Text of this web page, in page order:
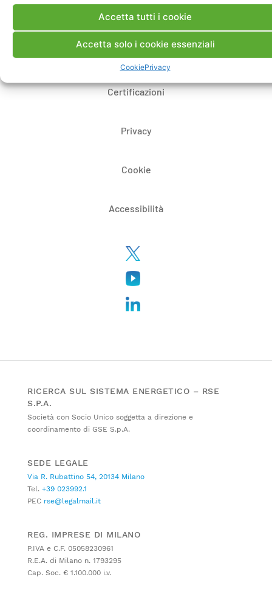
Accetta tutti i cookie
Accetta solo i cookie essenziali
CookiePrivacy
Bandi di gara e contratti
Certificazioni
Privacy
Cookie
Accessibilità
RICERCA SUL SISTEMA ENERGETICO – RSE
S.P.A.
Società con Socio Unico soggetta a direzione e
coordinamento di GSE S.p.A.
SEDE LEGALE
Via R. Rubattino 54, 20134 Milano
Tel. +39 023992.1
PEC rse@legalmail.it
REG. IMPRESE DI MILANO
P.IVA e C.F. 05058230961
R.E.A. di Milano n. 1793295
Cap. Soc. € 1.100.000 i.v.